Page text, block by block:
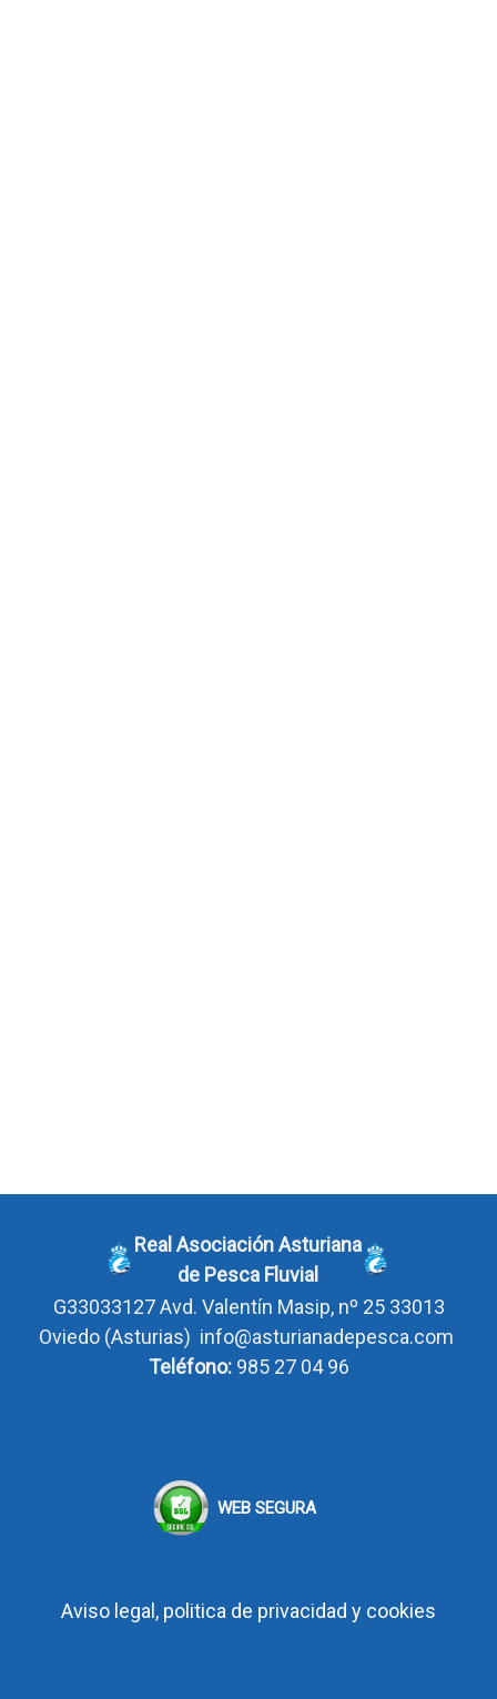
Real Asociación Asturiana
de Pesca Fluvial
G33033127Avd. Valentín Masip, nº 25 33013
Oviedo (Asturias) info@asturianadepesca.com
Teléfono:985 27 04 96
WEB SEGURA
Aviso legal, politica de privacidad y cookies